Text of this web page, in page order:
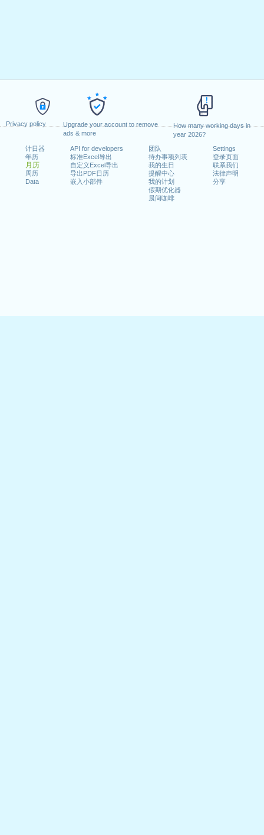
Privacy policy
Upgrade your account to remove
ads & more
How many working days in
year 2026?
计日器
年历
月历
周历
Data
API for developers
标准Excel导出
自定义Excel导出
导出PDF日历
嵌入小部件
团队
待办事项列表
我的生日
提醒中心
我的计划
假期优化器
晨间咖啡
Settings
登录页面
联系我们
法律声明
分享